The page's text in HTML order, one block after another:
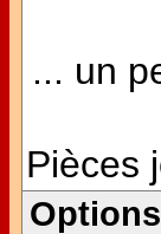
... un
Pièces